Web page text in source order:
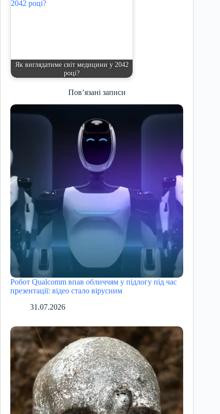
Як виглядатиме світ медицини у 2042
році?
Пов’язані записи
Робот Qualcomm впав обличчям у підлогу під час
презентації: відео стало вірусним
31.07.2026